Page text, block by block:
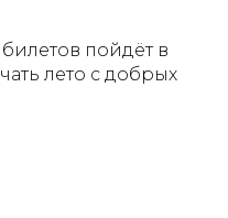
пойдёт в
лето с добрых